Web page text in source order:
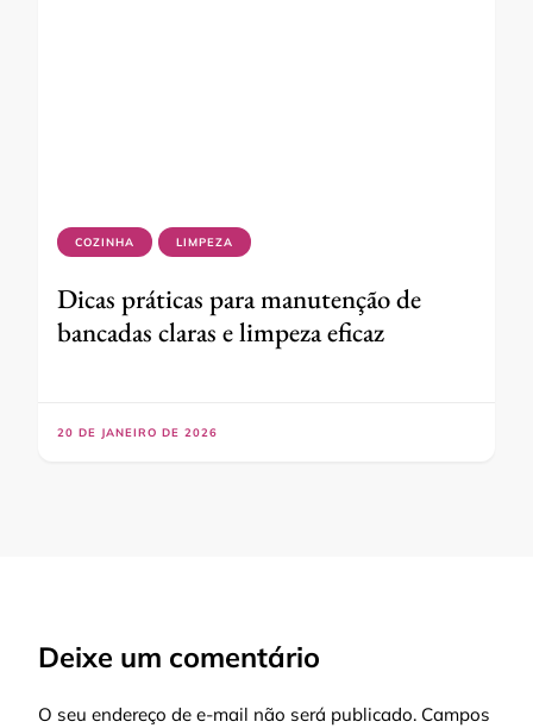
COZINHA LIMPEZA
Dicas práticas para manutenção de
bancadas claras e limpeza eficaz
20 DE JANEIRO DE 2026
Deixe um comentário
O seu endereço de e-mail não será publicado. Campos